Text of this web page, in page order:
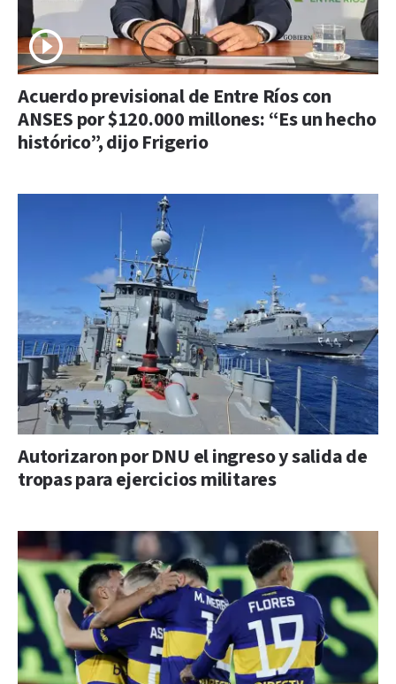
Acuerdo previsional de Entre Ríos con
ANSES por $120.000 millones: “Es un hecho
histórico”, dijo Frigerio
Autorizaron por DNU el ingreso y salida de
tropas para ejercicios militares